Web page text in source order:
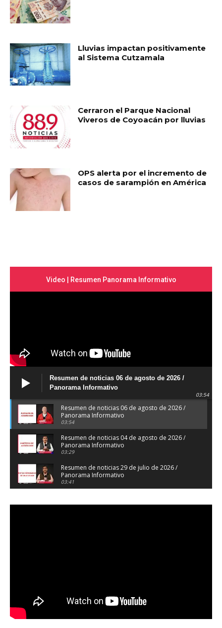
Lluvias impactan positivamente
al Sistema Cutzamala
Cerraron el Parque Nacional
Viveros de Coyoacán por lluvias
OPS alerta por el incremento de
casos de sarampión en América
Video | Resumen Panorama Informativo
Resumen de noticias 06 de agosto de 2026 /
Panorama Informativo
03:54
Resumen de noticias 06 de agosto de 2026 /
Panorama Informativo
03:54
Resumen de noticias 04 de agosto de 2026 /
Panorama Informativo
03:29
Resumen de noticias 29 de julio de 2026 /
Panorama Informativo
03:41
Panorama Informativo